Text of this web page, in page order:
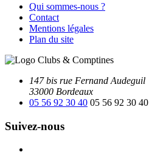
Qui sommes-nous ?
Contact
Mentions légales
Plan du site
147 bis rue Fernand Audeguil
33000 Bordeaux
05 56 92 30 40 05 56 92 30 40
Suivez-nous